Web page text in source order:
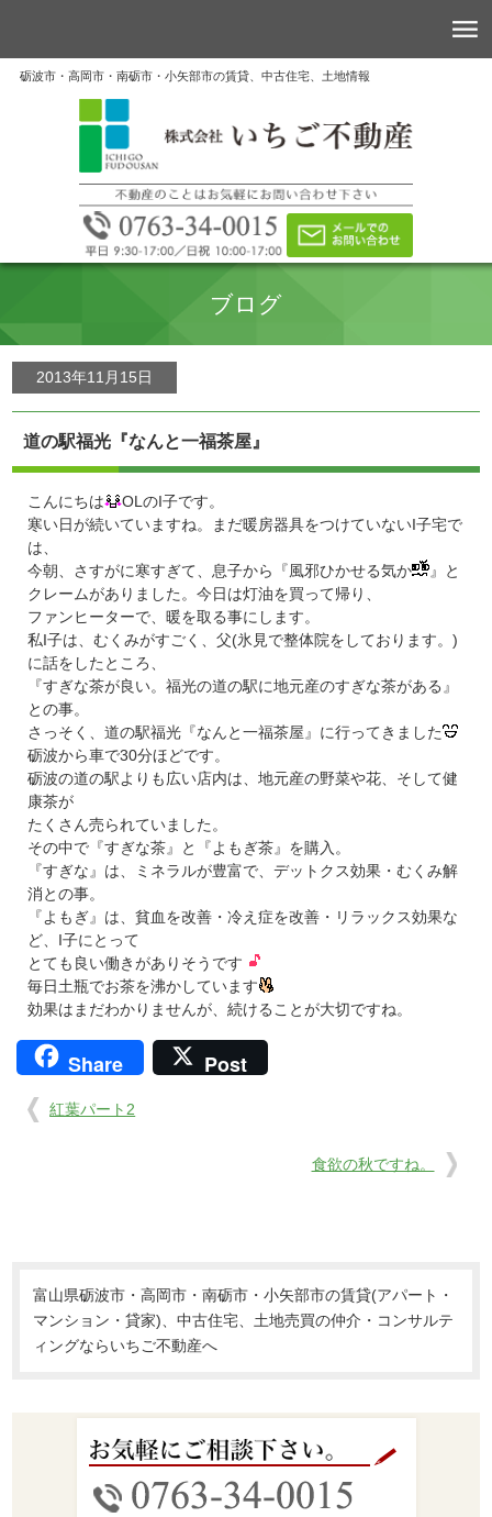
砺波市・高岡市・南砺市・小矢部市の賃貸、中古住宅、土地情報
ブログ
2013年11月15日
道の駅福光『なんと一福茶屋』
こんにちは
OLのI子です。
寒い日が続いていますね。まだ暖房器具をつけていないI子宅で
は、
今朝、さすがに寒すぎて、息子から『風邪ひかせる気か
』と
クレームがありました。今日は灯油を買って帰り、
ファンヒーターで、暖を取る事にします。
私I子は、むくみがすごく、父(氷見で整体院をしております。)
に話をしたところ、
『すぎな茶が良い。福光の道の駅に地元産のすぎな茶がある』
との事。
さっそく、道の駅福光『なんと一福茶屋』に行ってきました
砺波から車で30分ほどです。
砺波の道の駅よりも広い店内は、地元産の野菜や花、そして健
康茶が
たくさん売られていました。
その中で『すぎな茶』と『よもぎ茶』を購入。
『すぎな』は、ミネラルが豊富で、デットクス効果・むくみ解
消との事。
『よもぎ』は、貧血を改善・冷え症を改善・リラックス効果な
ど、I子にとって
とても良い働きがありそうです
毎日土瓶でお茶を沸かしています
効果はまだわかりませんが、続けることが大切ですね。
Share Post
紅葉パート2
食欲の秋ですね。
富山県砺波市・高岡市・南砺市・小矢部市の賃貸(アパート・
マンション・貸家)、中古住宅、土地売買の仲介・コンサルテ
ィングならいちご不動産へ